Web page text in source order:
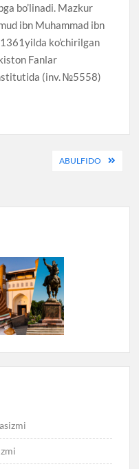
bo’linadi. Mazkur
ibn Muhammad ibn
ko’chirilgan
Fanlar
(inv. №5558)
ABULFIDO